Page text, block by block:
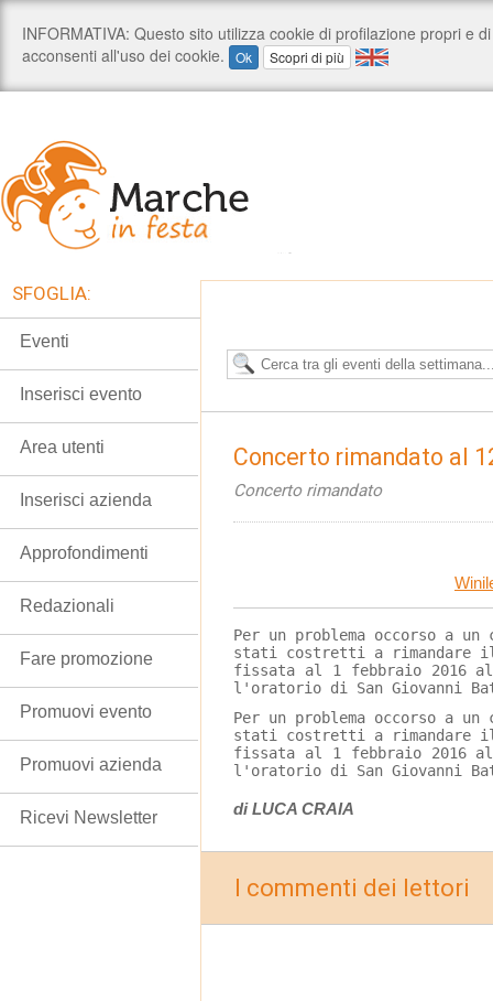
Concerto rimandato al
Concerto rimandato
Per un problema occorso a un
stati costretti a rimandare
fissata al 1 febbraio 2016
l'oratorio di San Giovanni
Per un problema occorso a un
stati costretti a rimandare
fissata al 1 febbraio 2016
l'oratorio di San Giovanni
di LUCA CRAIA
I commenti dei lettori
SFOGLIA:
Eventi
Inserisci evento
Area utenti
Inserisci azienda
Approfondimenti
Redazionali
Fare promozione
Promuovi evento
Promuovi azienda
Ricevi Newsletter